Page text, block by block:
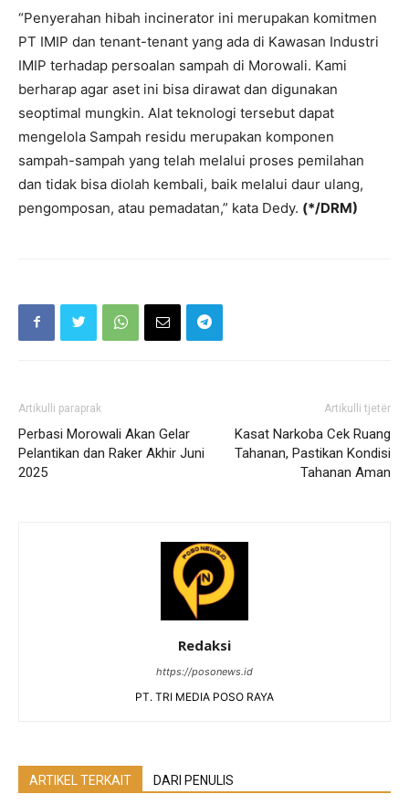
“Penyerahan hibah incinerator ini merupakan komitmen
PT IMIP dan tenant-tenant yang ada di Kawasan Industri
IMIP terhadap persoalan sampah di Morowali. Kami
berharap agar aset ini bisa dirawat dan digunakan
seoptimal mungkin. Alat teknologi tersebut dapat
mengelola Sampah residu merupakan komponen
sampah-sampah yang telah melalui proses pemilahan
dan tidak bisa diolah kembali, baik melalui daur ulang,
pengomposan, atau pemadatan,” kata Dedy. (*/DRM)
Artikulli paraprak
Perbasi Morowali Akan Gelar
Pelantikan dan Raker Akhir Juni
2025
Artikulli tjetër
Kasat Narkoba Cek Ruang
Tahanan, Pastikan Kondisi
Tahanan Aman
Redaksi
https://posonews.id
PT. TRI MEDIA POSO RAYA
ARTIKEL TERKAIT DARI PENULIS